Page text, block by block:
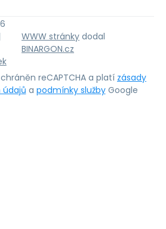
WWW stránky dodal
BINARGON.cz
reCAPTCHA a platí zásady
a podmínky služby Google